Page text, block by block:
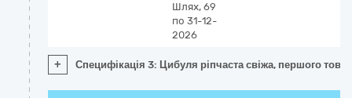
Шлях, 69
по 31-12-
2026
+ Специфікація 3: Цибуля ріпчаста свіжа, першого